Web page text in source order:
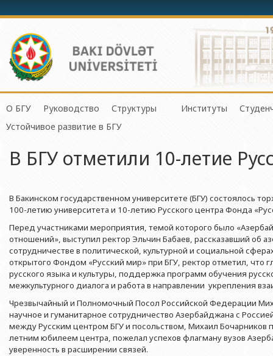
О БГУ
История БГУ
Миссия и стратегия БГУ
Сертификат об аттестации
Гранты и проекты
Ректоры
Выпускники БГУ
Почетные доктора
Образование в БГУ
Перечень специальностей
Руководство
Ректор
Проректоры
Ученый совет БГУ
Профсоюзный Комитет
Учебно-методический совет
Структуры
Центр организации научной
Отдел человеческих ресурсов и
Бухгалтерия
Отдел мониторинга и контроля
Отдел протокола
Служба психологической помощи
Культурно-творческий центр
Спортивно-оздоровительный
Физический
Биологический
Факультет
Географический
Геологический
Филологический
Исторический
Факультет
Институты
Институт
Институт
Науки и
Институт
Республики
Институт
Азербайджанской
Азербайджанской
Юридическое
образования
О
Устойчивое развитие в БГУ
В БГУ отметили 10-летие
В Бакинском государственном университете (БГУ) состоялось
100-летию университета и 10-летию Русского центра Фонда
Перед участниками мероприятия, темой которого было
отношений», выступил ректор Эльчин Бабаев, рассказавший об
сотрудничестве в политической, культурной и социальной
открытого Фондом «Русский мир» при БГУ, ректор отметил, что
русского языка и культуры, поддержка программ обучения
межкультурного диалога и работа в направлении укрепления
Чрезвычайный и Полномочный Посол Российской Федерации
научное и гуманитарное сотрудничество Азербайджана с
между Русским центром БГУ и посольством, Михаил Бочарников
летним юбилеем центра, пожелал успехов флагману вузов
уверенность в расширении связей.